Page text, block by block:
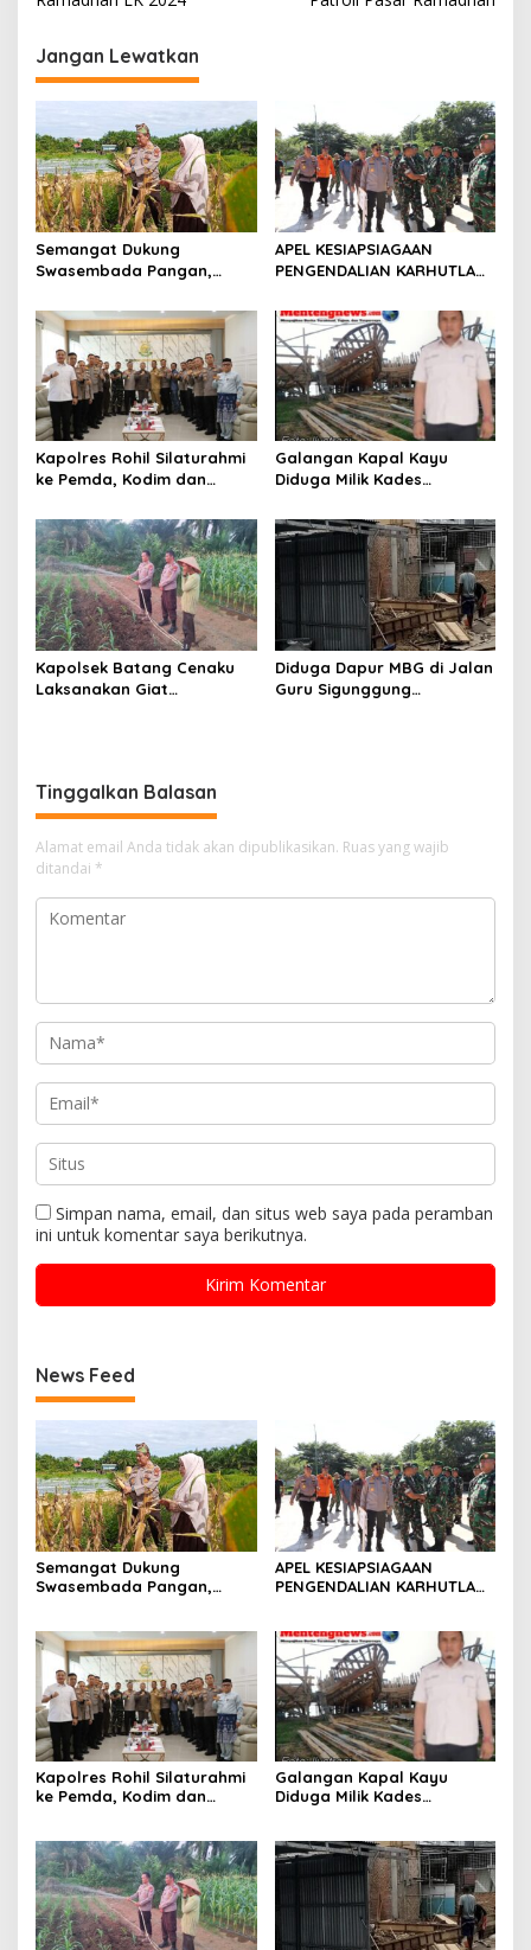
i
g
a
s
i
p
o
s
Jangan Lewatkan
Semangat Dukung
Swasembada Pangan,
Langsung Panen Jagung di
Sendayan
APEL KESIAPSIAGAAN
PENGENDALIAN KARHUTLA
TAHUN 2026, PERKUAT
SINERGI HADAPI MUSIM
KEMARAU DAN POTENSI EL
NINO
Kapolres Rohil Silaturahmi
ke Pemda, Kodim dan
dan Soliditas Antar Instansi
Galangan Kapal Kayu
Diduga Milik Kades
Menuai Sorotan,
Masyarakat Menilai Bahan
Material Kapal Kayu
Diduga dari Hasil Ilegal
Logging
Kapolsek Batang Cenaku
Laksanakan Giat
Diduga Dapur MBG di Jalan
Guru Sigunggung
Tinggalkan Balasan
Alamat email Anda tidak akan dipublikasikan. Ruas yang wajib
ditandai *
Simpan nama, email, dan situs web saya pada peramban
ini untuk komentar saya berikutnya.
News Feed
Semangat Dukung
Swasembada Pangan,
Sendayan
APEL KESIAPSIAGAAN
PENGENDALIAN KARHUTLA
SINERGI HADAPI MUSIM
KEMARAU DAN POTENSI EL
NINO
Kapolres Rohil Silaturahmi
ke Pemda, Kodim dan
Galangan Kapal Kayu
Diduga Milik Kades
Masyarakat Menilai Bahan
Material Kapal Kayu
Diduga dari Hasil Ilegal
Logging